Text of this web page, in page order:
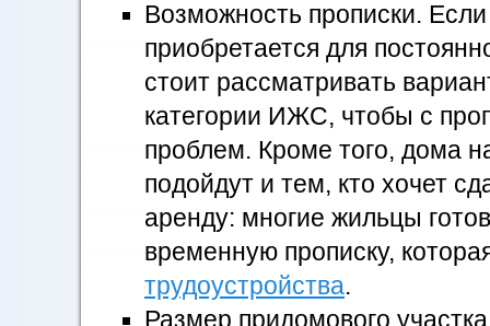
Возможность прописки.
приобретается для
стоит рассматривать
категории ИЖС, чтобы с
проблем. Кроме того, дома
подойдут и тем, кто хочет
аренду: многие жильцы
временную прописку,
трудоустройства.
Размер придомового